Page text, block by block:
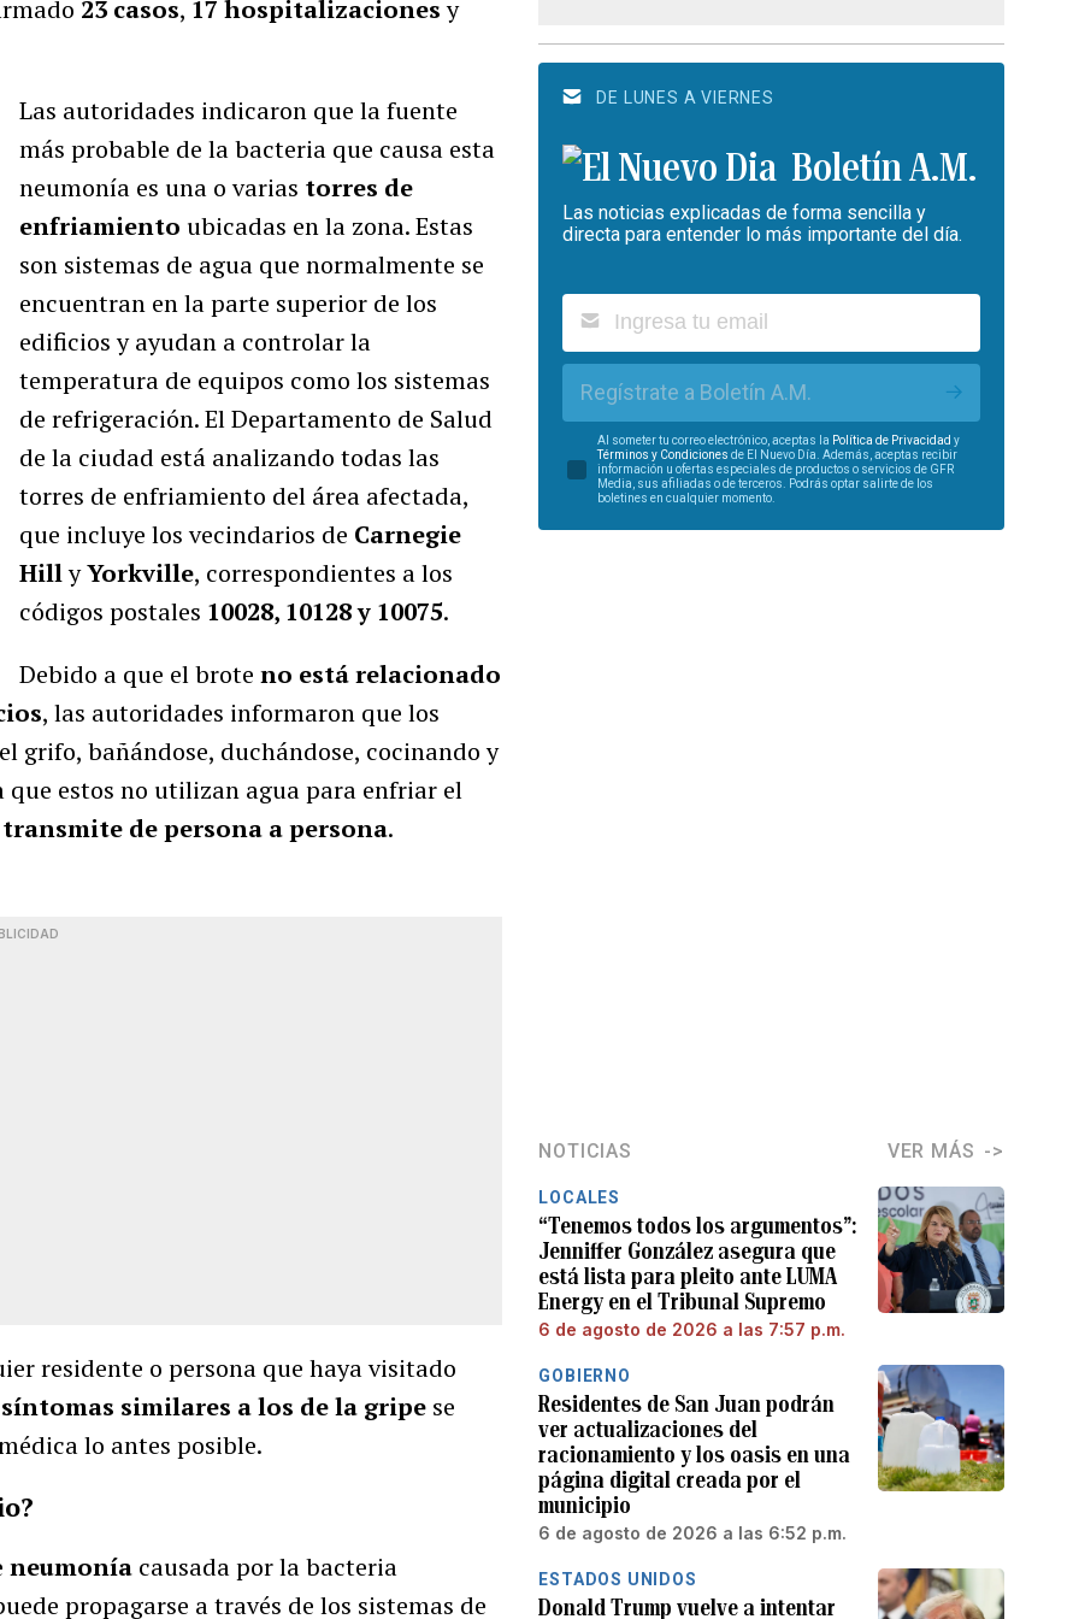
23 casos, 17 hospitalizacionesy
Las autoridades indicaron que la fuente
más probable de la bacteria que causa esta
neumonía es una o varias torres de
enfriamiento ubicadas en la zona. Estas
son sistemas de agua que normalmente se
encuentran en la parte superior de los
edificios y ayudan a controlar la
temperatura de equipos como los sistemas
de refrigeración. El Departamento de Salud
de la ciudad está analizando todas las
torres de enfriamiento del área afectada,
que incluye los vecindarios de Carnegie
HillyYorkville, correspondientes a los
códigos postales 10028, 10128 y 10075.
Debido a que el brote no está relacionado
, las autoridades informaron que los
grifo, bañándose, duchándose, cocinando y
estos no utilizan agua para enfriar el
de persona a persona.
residente o persona que haya visitado
síntomas similares a los de la gripe se
lo antes posible.
neumonía causada por la bacteria
propagarse a través de los sistemas de
DE LUNES A VIERNES
Boletín A.M.
Las noticias explicadas de forma sencilla y
directa para entender lo más importante del día.
Regístrate a Boletín A.M.
Al someter tu correo electrónico, aceptas la Política de Privacidad y
Términos y Condiciones de El Nuevo Día. Además, aceptas recibir
información u ofertas especiales de productos o servicios de GFR
Media, sus afiliadas o de terceros. Podrás optar salirte de los
boletines en cualquier momento.
NOTICIAS VER MÁS
LOCALES
“Tenemos todos los argumentos”:
Jenniffer González asegura que
está lista para pleito ante LUMA
Energy en el Tribunal Supremo
6 de agosto de 2026 a las 7:57 p.m.
GOBIERNO
Residentes de San Juan podrán
ver actualizaciones del
racionamiento y los oasis en una
página digital creada por el
municipio
6 de agosto de 2026 a las 6:52 p.m.
ESTADOS UNIDOS
Donald Trump vuelve a intentar